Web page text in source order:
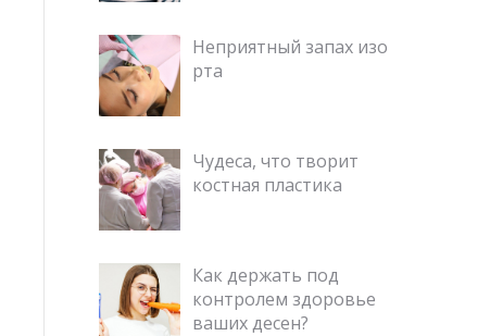
Неприятный запах изо
рта
Чудеса, что творит
костная пластика
Как держать под
контролем здоровье
ваших десен?